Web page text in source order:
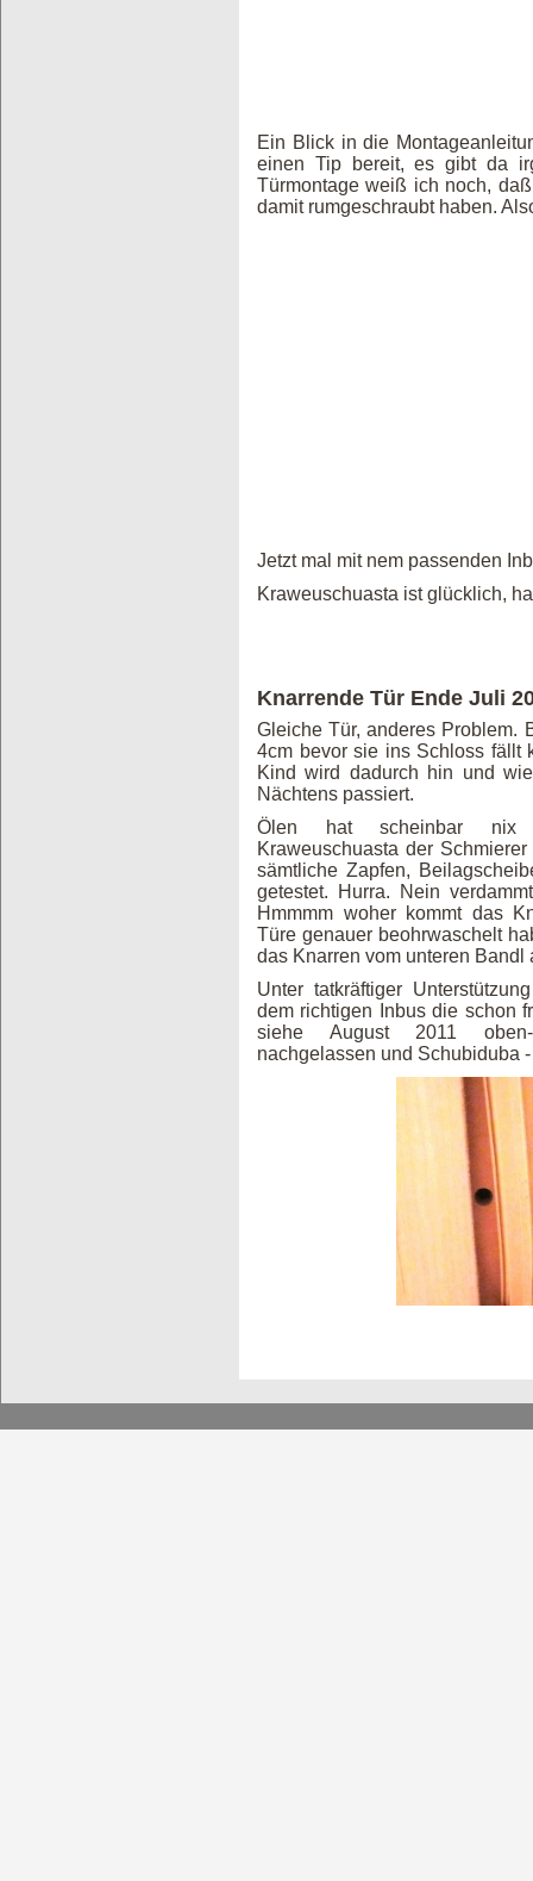
Ein Blick in die
einen Tip bereit, es gibt da
Türmontage weiß ich noch,
damit rumgeschraubt haben.
Jetzt mal mit nem passenden
Kraweuschuasta ist glücklich,
Knarrende Tür Ende Juli
Gleiche Tür, anderes Problem.
4cm bevor sie ins Schloss fällt
Kind wird dadurch hin und
Nächtens passiert.
Ölen hat scheinbar nix
Kraweuschuasta der
sämtliche Zapfen,
getestet. Hurra. Nein
Hmmmm woher kommt das
Türe genauer beohrwaschelt
das Knarren vom unteren Bandl
Unter tatkräftiger
dem richtigen Inbus die schon
siehe August 2011
nachgelassen und Schubiduba